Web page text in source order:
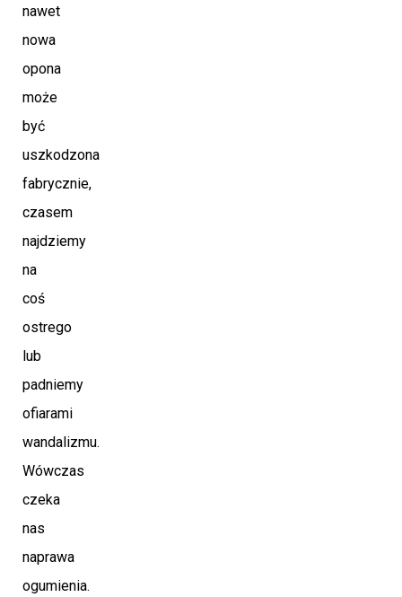
nawet
nowa
opona
może
być
uszkodzona
fabrycznie,
czasem
najdziemy
na
coś
ostrego
lub
padniemy
ofiarami
wandalizmu.
Wówczas
czeka
nas
naprawa
ogumienia.